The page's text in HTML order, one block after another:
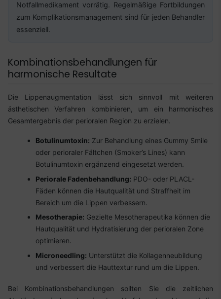
Notfallmedikament vorrätig. Regelmäßige Fortbildungen
zum Komplikationsmanagement sind für jeden Behandler
essenziell.
Kombinationsbehandlungen für
harmonische Resultate
Die Lippenaugmentation lässt sich sinnvoll mit weiteren
ästhetischen Verfahren kombinieren, um ein harmonisches
Gesamtergebnis der perioralen Region zu erzielen.
Botulinumtoxin: Zur Behandlung eines Gummy Smile
oder perioraler Fältchen (Smoker’s Lines) kann
Botulinumtoxin ergänzend eingesetzt werden.
Periorale Fadenbehandlung: PDO- oder PLACL-
Fäden können die Hautqualität und Straffheit im
Bereich um die Lippen verbessern.
Mesotherapie: Gezielte Mesotherapeutika können die
Hautqualität und Hydratisierung der perioralen Zone
optimieren.
Microneedling: Unterstützt die Kollagenneubildung
und verbessert die Hauttextur rund um die Lippen.
Bei Kombinationsbehandlungen sollten Sie die zeitlichen